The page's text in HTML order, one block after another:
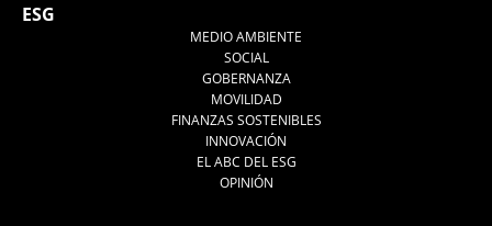
ESG
MEDIO AMBIENTE
SOCIAL
GOBERNANZA
MOVILIDAD
FINANZAS SOSTENIBLES
INNOVACIÓN
EL ABC DEL ESG
OPINIÓN